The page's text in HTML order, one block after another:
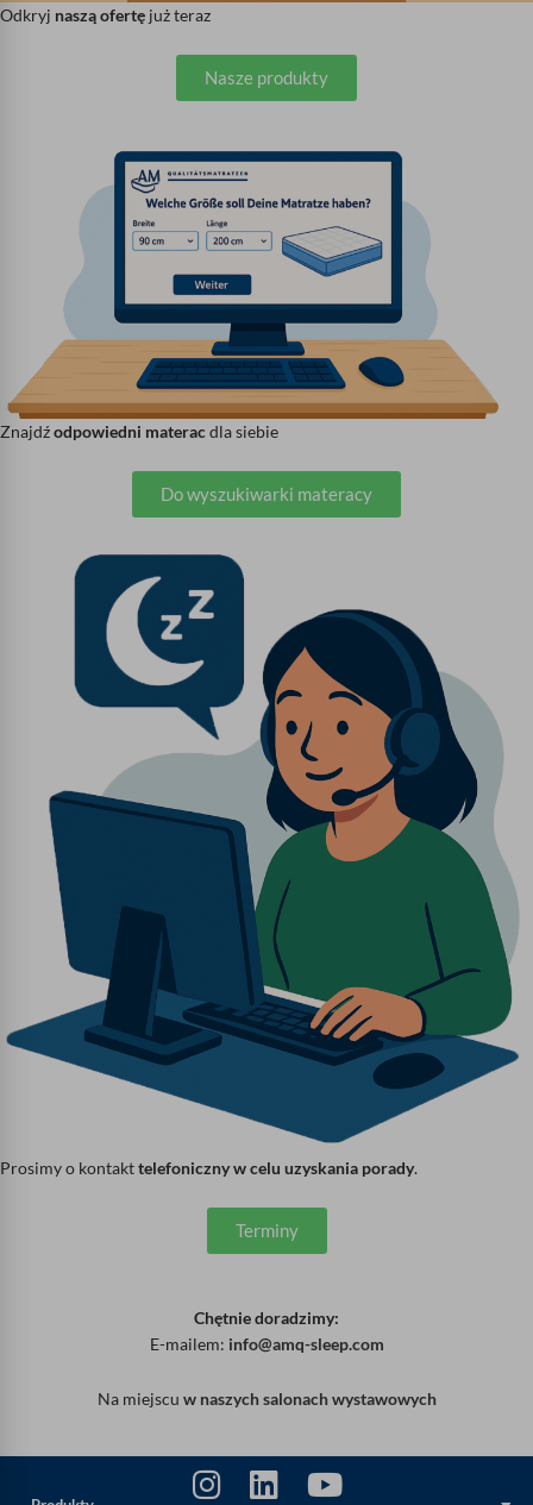
Odkryj naszą ofertę już teraz
Nasze produkty
Znajdźodpowiedni materacdla siebie
Do wyszukiwarki materacy
Prosimy o kontakttelefoniczny w celu uzyskania porady.
Terminy
Chętnie doradzimy:
E-mailem: info@amq-sleep.com
Na miejscu w naszych salonach wystawowych